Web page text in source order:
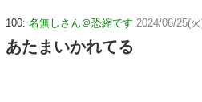
100: 名無しさん＠恐縮です 2024/06/25(
あたまいかれてる